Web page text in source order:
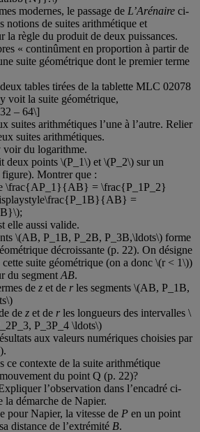
modernes, le passage de L’Arénaire ci-
notions de suites arithmétique et
la règle du produit de deux puissances.
« continûment en proportion à partir de
suite géométrique dont le premier terme
tables tirées de la tablette MLC 02078
voit la suite géométrique,
– 64\]
suites arithmétiques l’une à l’autre. Relier
suites arithmétiques.
voir du logarithme.
deux points \(P_1\) et \(P_2\) sur un
Montrer que :
\frac{AP_1}{AB} = \frac{P_1P_2}
=
elle aussi valide.
\(AB, P_1B, P_2B, P_3B,\ldots\) forme
décroissante (p. 22). On désigne
suite géométrique (on a donc \(r < 1\))
du segment AB.
de z et de rles segments \(AB, P_1B,
de z et de rles longueurs des intervalles \
P_3P_4 \ldots\)
aux valeurs numériques choisies par
ce contexte de la suite arithmétique
du point Q (p. 22)?
l’observation dans l’encadré ci-
démarche de Napier.
pour Napier, la vitesse de P en un point
distance de l’extrémité B.